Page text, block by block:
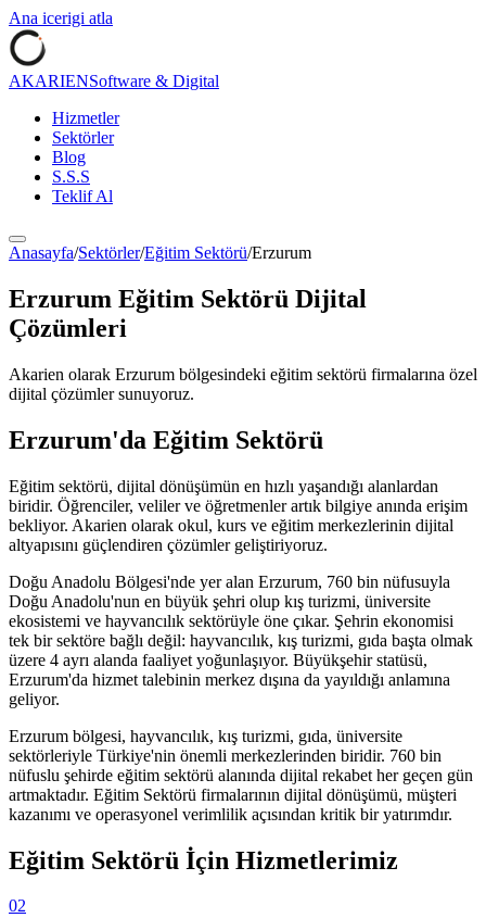
Ana icerigi atla
AKARIENSoftware & Digital
Hizmetler
Sektörler
Blog
S.S.S
Teklif Al
Anasayfa/Sektörler/Eğitim Sektörü/Erzurum
Erzurum Eğitim Sektörü Dijital
Çözümleri
Akarien olarak Erzurum bölgesindeki eğitim sektörü firmalarına özel
dijital çözümler sunuyoruz.
Erzurum'da Eğitim Sektörü
Eğitim sektörü, dijital dönüşümün en hızlı yaşandığı alanlardan
biridir. Öğrenciler, veliler ve öğretmenler artık bilgiye anında erişim
bekliyor. Akarien olarak okul, kurs ve eğitim merkezlerinin dijital
altyapısını güçlendiren çözümler geliştiriyoruz.
Doğu Anadolu Bölgesi'nde yer alan Erzurum, 760 bin nüfusuyla
Doğu Anadolu'nun en büyük şehri olup kış turizmi, üniversite
ekosistemi ve hayvancılık sektörüyle öne çıkar. Şehrin ekonomisi
tek bir sektöre bağlı değil: hayvancılık, kış turizmi, gıda başta olmak
üzere 4 ayrı alanda faaliyet yoğunlaşıyor. Büyükşehir statüsü,
Erzurum'da hizmet talebinin merkez dışına da yayıldığı anlamına
geliyor.
Erzurum bölgesi, hayvancılık, kış turizmi, gıda, üniversite
sektörleriyle Türkiye'nin önemli merkezlerinden biridir. 760 bin
nüfuslu şehirde eğitim sektörü alanında dijital rekabet her geçen gün
artmaktadır. Eğitim Sektörü firmalarının dijital dönüşümü, müşteri
kazanımı ve operasyonel verimlilik açısından kritik bir yatırımdır.
Eğitim Sektörü İçin Hizmetlerimiz
02